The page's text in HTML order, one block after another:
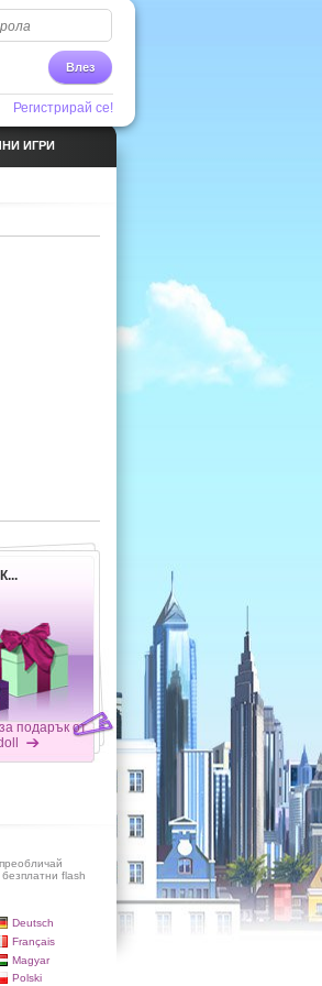
Влез
Регистрирай се!
ИГРИ
подарък от
flash
Deutsch
Français
Magyar
Polski